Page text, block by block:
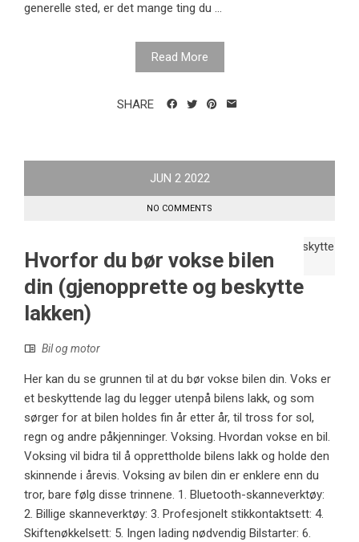
generelle sted, er det mange ting du ...
Read More
SHARE
JUN 2 2022
NO COMMENTS
Hvorfor du bør vokse bilen
din (gjenopprette og beskytte
lakken)
Bil og motor
Her kan du se grunnen til at du bør vokse bilen din. Voks er
et beskyttende lag du legger utenpå bilens lakk, og som
sørger for at bilen holdes fin år etter år, til tross for sol,
regn og andre påkjenninger. Voksing. Hvordan vokse en bil.
Voksing vil bidra til å opprettholde bilens lakk og holde den
skinnende i årevis. Voksing av bilen din er enklere enn du
tror, ​​bare følg disse trinnene. 1. Bluetooth-skanneverktøy:
2. Billige skanneverktøy: 3. Profesjonelt stikkontaktsett: 4.
Skiftenøkkelsett: 5. Ingen lading nødvendig Bilstarter: 6.